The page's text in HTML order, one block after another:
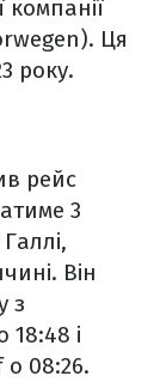
компанії
Ця
року.
рейс
3
Він
з
18:48 і
о 08:26.